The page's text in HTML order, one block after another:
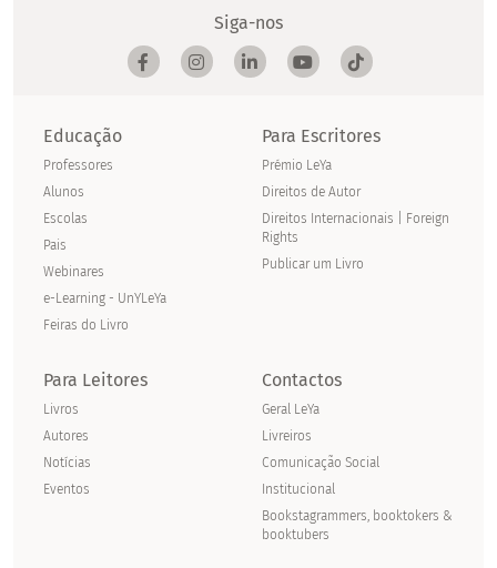
Siga-nos
Educação
Professores
Alunos
Escolas
Pais
Webinares
e-Learning - UnYLeYa
Feiras do Livro
Para Escritores
Prémio LeYa
Direitos de Autor
Direitos Internacionais | Foreign
Rights
Publicar um Livro
Para Leitores
Livros
Autores
Notícias
Eventos
Contactos
Geral LeYa
Livreiros
Comunicação Social
Institucional
Bookstagrammers, booktokers &
booktubers